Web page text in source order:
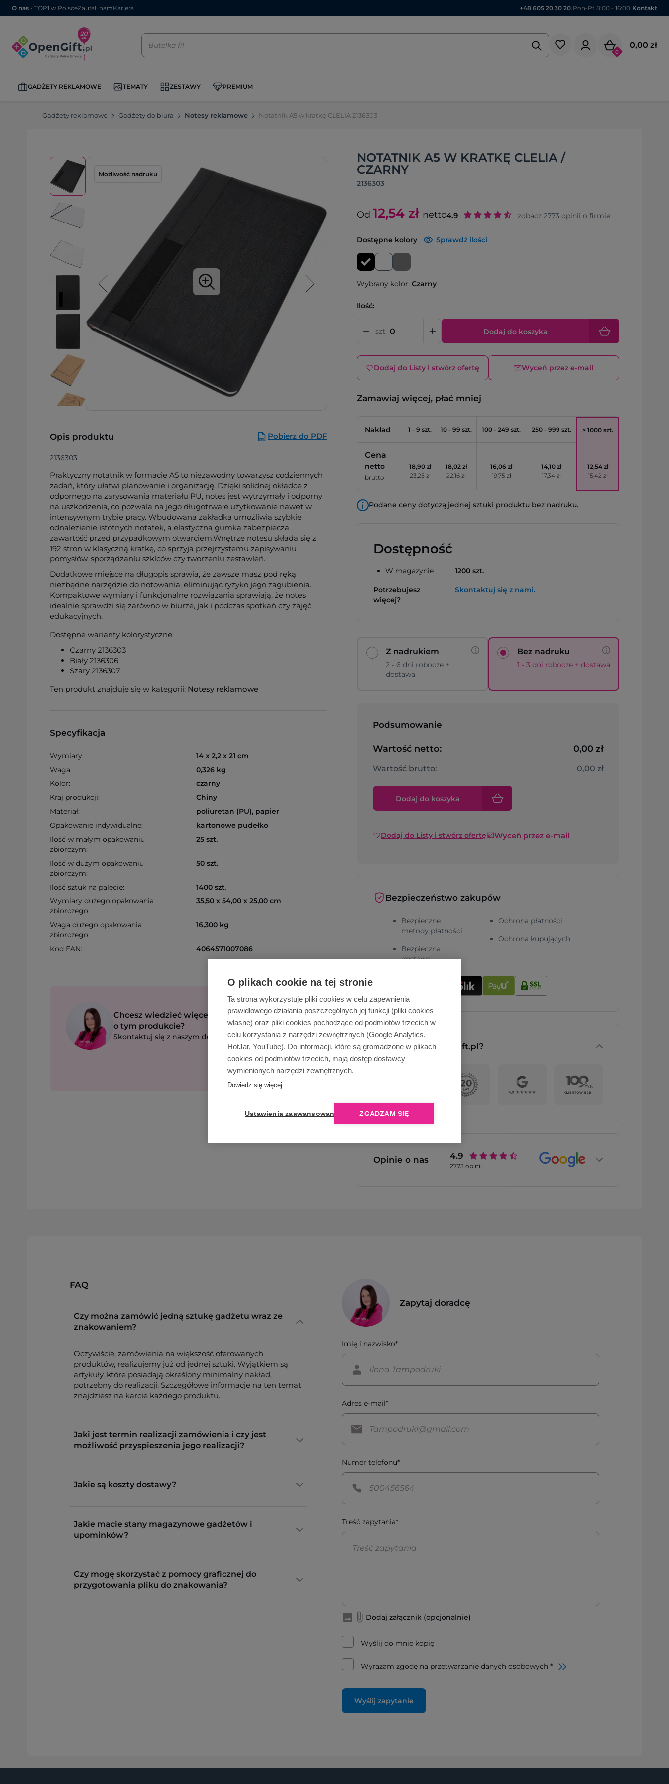
O plikach cookie na tej stronie
Ta strona wykorzystuje pliki cookies w celu zapewnienia
prawidłowego działania poszczególnych jej funkcji (pliki cookies
własne) oraz pliki cookies pochodzące od podmiotów trzecich w
celu korzystania z narzędzi zewnętrznych (Google Analytics,
HotJar, YouTube). Do informacji, które są gromadzone w plikach
cookies od podmiotów trzecich, mają dostęp dostawcy
wymienionych narzędzi zewnętrznych.
Dowiedz się więcej
Ustawienia zaawansowane ZGADZAM SIĘ
O nas - TOP1 w PolsceZaufali namKariera +48 605 20 30 20 Pon-Pt 8:00 - 16:00 Kontakt
0
0,00 zł
GADŻETY REKLAMOWE TEMATY ZESTAWY PREMIUM
Gadżety reklamowe Gadżety do biura Notesy reklamowe Notatnik A5 w kratkę CLELIA 2136303
NOTATNIK A5 W KRATKĘ CLELIA /
CZARNY
2136303
Możliwość nadruku
Opis produktu Pobierz do PDF
2136303
Praktyczny notatnik w formacie A5 to niezawodny towarzysz codziennych
zadań, który ułatwi planowanie i organizację. Dzięki solidnej okładce z
odpornego na zarysowania materiału PU, notes jest wytrzymały i odporny
na uszkodzenia, co pozwala na jego długotrwałe użytkowanie nawet w
intensywnym trybie pracy. Wbudowana zakładka umożliwia szybkie
odnalezienie istotnych notatek, a elastyczna gumka zabezpiecza
zawartość przed przypadkowym otwarciem.Wnętrze notesu składa się z
192 stron w klasyczną kratkę, co sprzyja przejrzystemu zapisywaniu
pomysłów, sporządzaniu szkiców czy tworzeniu zestawień.
Dodatkowe miejsce na długopis sprawia, że zawsze masz pod ręką
niezbędne narzędzie do notowania, eliminując ryzyko jego zagubienia.
Kompaktowe wymiary i funkcjonalne rozwiązania sprawiają, że notes
idealnie sprawdzi się zarówno w biurze, jak i podczas spotkań czy zajęć
edukacyjnych.
Dostępne warianty kolorystyczne:
Czarny 2136303
Biały 2136306
Szary 2136307
Ten produkt znajduje się w kategorii: Notesy reklamowe
Specyfikacja
Wymiary:
14 x 2,2 x 21 cm
Waga:
0,326 kg
Kolor:
czarny
Kraj produkcji:
Chiny
Materiał:
poliuretan (PU), papier
Opakowanie indywidualne:
kartonowe pudełko
Ilość w małym opakowaniu
zbiorczym:
25 szt.
Ilość w dużym opakowaniu
zbiorczym:
50 szt.
Ilość sztuk na palecie:
1400 szt.
Wymiary dużego opakowania
zbiorczego:
35,50 x 54,00 x 25,00 cm
Waga dużego opakowania
zbiorczego:
16,300 kg
Kod EAN: 4064571007086
Chcesz wiedzieć więcej
o tym produkcie?
Skontaktuj się z naszym doradcą!
Wyślij zapytanie
Od 12,54 zł netto4.9 zobacz 2773 opinii o firmie
Dostępne kolory Sprawdź ilości
Wybrany kolor: Czarny
Ilość:
szt. Dodaj do koszyka
Dodaj do Listy i stwórz ofertę Wyceń przez e-mail
Zamawiaj więcej, płać mniej
Nakład 1 - 9 szt. 10 - 99 szt. 100 - 249 szt. 250 - 999 szt. > 1000 szt.
Cena
netto
brutto
18,90 zł
23,25 zł
18,02 zł
22,16 zł
16,06 zł
19,75 zł
14,10 zł
17,34 zł
12,54 zł
15,42 zł
Podane ceny dotyczą jednej sztuki produktu bez nadruku.
Dostępność
W magazynie 1200 szt.
Potrzebujesz
więcej?
Skontaktuj się z nami.
Z nadrukiem
2 - 6 dni robocze +
dostawa
Bez nadruku
1 - 3 dni robocze + dostawa
Podsumowanie
Wartość netto: 0,00 zł
Wartość brutto: 0,00 zł
Dodaj do koszyka
Dodaj do Listy i stwórz ofertę Wyceń przez e-mail
Bezpieczeństwo zakupów
Bezpieczne
metody płatności
Bezpieczna
dostawa
Ochrona płatności
Ochrona kupujących
Dlaczego OpenGift.pl?
Opinie o nas 4.9
2773 opinii
FAQ
Czy można zamówić jedną sztukę gadżetu wraz ze
znakowaniem?
Oczywiście, zamówienia na większość oferowanych
produktów, realizujemy już od jednej sztuki. Wyjątkiem są
artykuły, które posiadają określony minimalny nakład,
potrzebny do realizacji. Szczegółowe informacje na ten temat
znajdziesz na karcie każdego produktu.
Jaki jest termin realizacji zamówienia i czy jest
możliwość przyspieszenia jego realizacji?
Jakie są koszty dostawy?
Jakie macie stany magazynowe gadżetów i
upominków?
Czy mogę skorzystać z pomocy graficznej do
przygotowania pliku do znakowania?
Zapytaj doradcę
Imię i nazwisko*
Adres e-mail*
Numer telefonu*
Treść zapytania*
Dodaj załącznik (opcjonalnie)
Wyślij do mnie kopię
Wyrażam zgodę na przetwarzanie danych osobowych *
Wyślij zapytanie